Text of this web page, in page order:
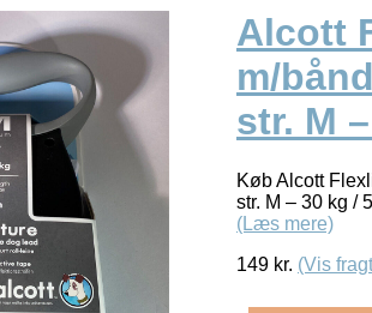
Alcott
m/
str. M
Køb Alcott
str. M – 30 kg /
(Læs mere)
149 kr. (Vis